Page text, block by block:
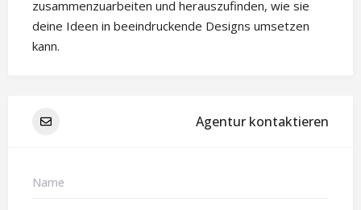
zusammenzuarbeiten und herauszufinden, wie sie
deine Ideen in beeindruckende Designs umsetzen
kann.
Agentur kontaktieren